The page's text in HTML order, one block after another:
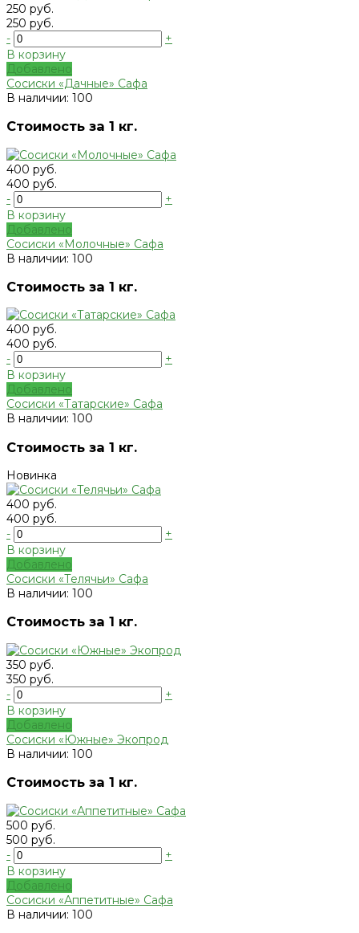
250 руб.
250 руб.
-
+
В корзину
Добавлено
Сосиски «Дачные» Сафа
В наличии: 100
Стоимость за 1 кг.
400 руб.
400 руб.
-
+
В корзину
Добавлено
Сосиски «Молочные» Сафа
В наличии: 100
Стоимость за 1 кг.
400 руб.
400 руб.
-
+
В корзину
Добавлено
Сосиски «Татарские» Сафа
В наличии: 100
Стоимость за 1 кг.
Новинка
400 руб.
400 руб.
-
+
В корзину
Добавлено
Сосиски «Телячьи» Сафа
В наличии: 100
Стоимость за 1 кг.
350 руб.
350 руб.
-
+
В корзину
Добавлено
Сосиски «Южные» Экопрод
В наличии: 100
Стоимость за 1 кг.
500 руб.
500 руб.
-
+
В корзину
Добавлено
Сосиски «Аппетитные» Сафа
В наличии: 100